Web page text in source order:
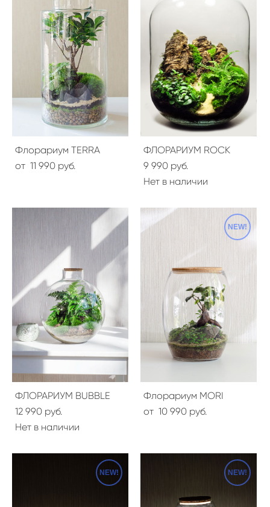
Флорариум TERRA
от 11 990 pуб.
ФЛОРАРИУМ ROCK
9 990 pуб.
Нет в наличии
ФЛОРАРИУМ BUBBLE
12 990 pуб.
Нет в наличии
NEW!
Флорариум MORI
от 10 990 pуб.
NEW! NEW!